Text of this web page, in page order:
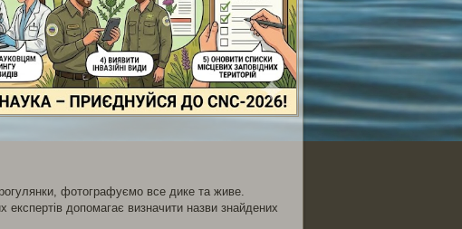
фотографуємо все дике та живе.
експертів допомагає визначити назви знайдених